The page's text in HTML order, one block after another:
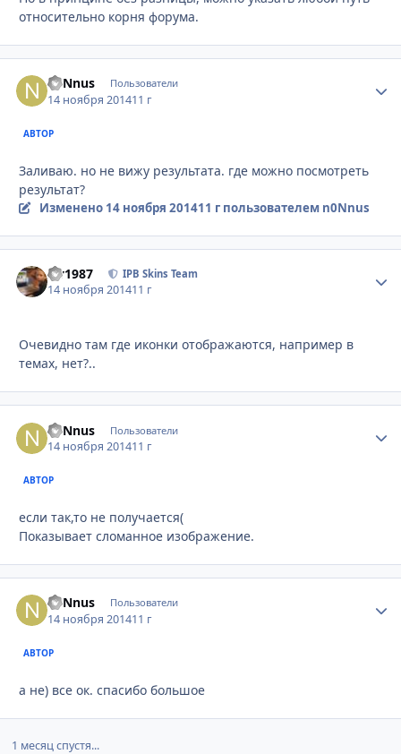
относительно корня форума.
n0Nnus Пользователи
14 ноября 201411 г
АВТОР
Заливаю. но не вижу результата. где можно посмотреть
результат?
Изменено 14 ноября 201411 гпользователем n0Nnus
siv1987 IPB Skins Team
14 ноября 201411 г
Очевидно там где иконки отображаются, например в
темах, нет?..
n0Nnus Пользователи
14 ноября 201411 г
АВТОР
если так,то не получается(
Показывает сломанное изображение.
n0Nnus Пользователи
14 ноября 201411 г
АВТОР
а не) все ок. спасибо большое
1 месяц спустя...